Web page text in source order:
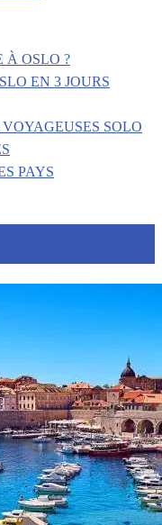
À OSLO ?
EN 3 JOURS
SOLO
PAYS